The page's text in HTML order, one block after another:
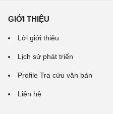
GIỚI THIỆU
Lời giới thiệu
Lịch sử phát triển
Profile Tra cứu văn bản
Liên hệ